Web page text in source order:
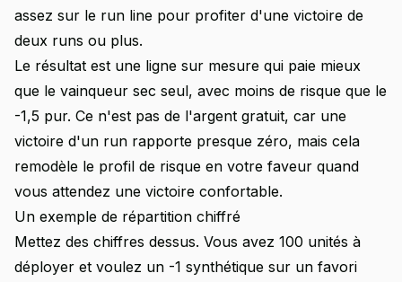
assez sur le run line pour profiter d'une victoire de
deux runs ou plus.
Le résultat est une ligne sur mesure qui paie mieux
que le vainqueur sec seul, avec moins de risque que le
-1,5 pur. Ce n'est pas de l'argent gratuit, car une
victoire d'un run rapporte presque zéro, mais cela
remodèle le profil de risque en votre faveur quand
vous attendez une victoire confortable.
Un exemple de répartition chiffré
Mettez des chiffres dessus. Vous avez 100 unités à
déployer et voulez un -1 synthétique sur un favori